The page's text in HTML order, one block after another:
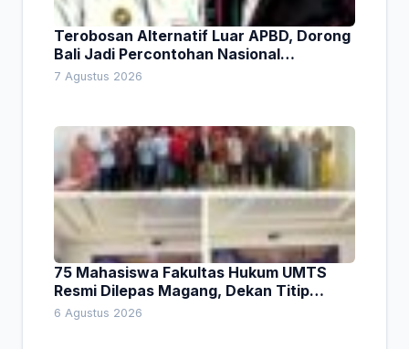
Terobosan Alternatif Luar APBD, Dorong
Bali Jadi Percontohan Nasional
Pembiayaan Daerah
7 Agustus 2026
75 Mahasiswa Fakultas Hukum UMTS
Resmi Dilepas Magang, Dekan Titip
Empat Pesan Penting
6 Agustus 2026